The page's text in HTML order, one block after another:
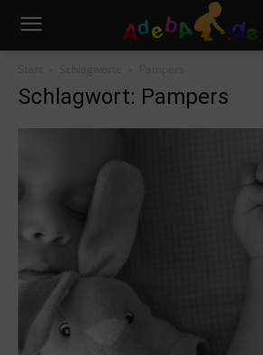
Schlagwort: Pampers